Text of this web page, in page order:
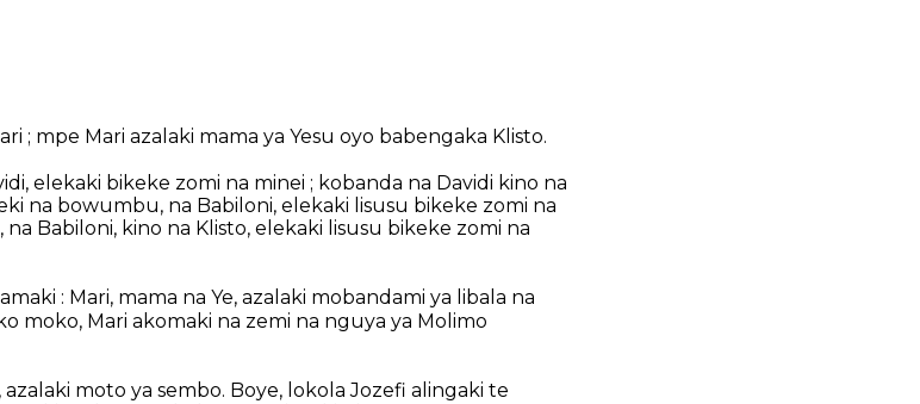
; mpe Mari azalaki mama ya Yesu oyo babengaka Klisto.
elekaki bikeke zomi na minei ; kobanda na Davidi kino na
na bowumbu, na Babiloni, elekaki lisusu bikeke zomi na
Babiloni, kino na Klisto, elekaki lisusu bikeke zomi na
: Mari, mama na Ye, azalaki mobandami ya libala na
moko, Mari akomaki na zemi na nguya ya Molimo
moto ya sembo. Boye, lokola Jozefi alingaki te